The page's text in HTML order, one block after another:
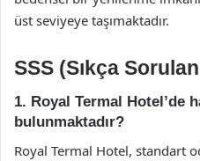
üst seviyeye taşımaktadır.
SSS (Sıkça
1. Royal Termal Hotel’de
bulunmaktadır?
Royal Termal Hotel, standart